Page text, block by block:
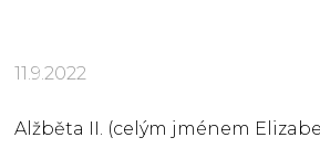
11.9.2022
Alžběta II. (celým jménem